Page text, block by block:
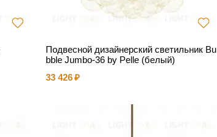
Подвесной дизайнерский светильник Bu
bble Jumbo-36 by Pelle (белый)
33 426